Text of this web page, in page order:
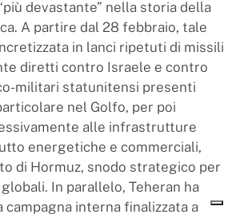
devastante” nella storia della
A partire dal 28 febbraio, tale
in lanci ripetuti di missili
diretti contro Israele e contro
militari statunitensi presenti
nel Golfo, per poi
alle infrastrutture
energetiche e commerciali,
di Hormuz, snodo strategico per
In parallelo, Teheran ha
campagna interna finalizzata a